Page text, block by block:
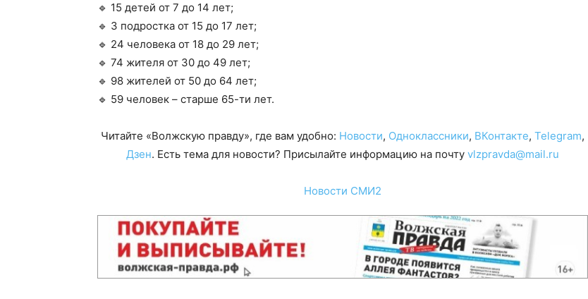
🔹 15 детей от 7 до 14 лет;
🔹 3 подростка от 15 до 17 лет;
🔹 24 человека от 18 до 29 лет;
🔹 74 жителя от 30 до 49 лет;
🔹 98 жителей от 50 до 64 лет;
🔹 59 человек – старше 65-ти лет.
Читайте «Волжскую правду», где вам удобно: Новости, Одноклассники, ВКонтакте, Telegram,
Дзен. Есть тема для новости? Присылайте информацию на почту vlzpravda@mail.ru
Новости СМИ2